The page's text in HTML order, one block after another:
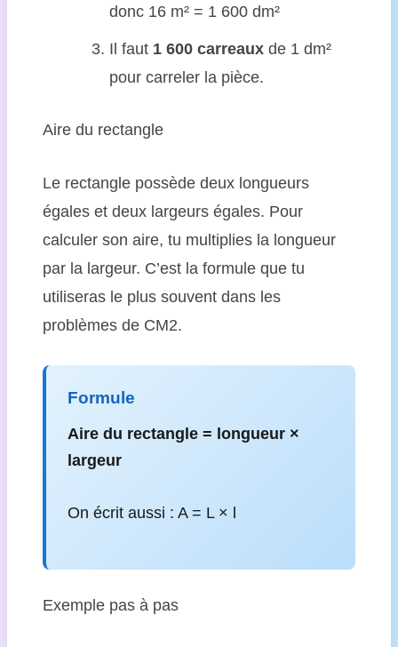
donc 16 m² = 1 600 dm²
Il faut 1 600 carreauxde 1 dm²
pour carreler la pièce.
Aire du rectangle
Le rectangle possède deux longueurs
égales et deux largeurs égales. Pour
calculer son aire, tu multiplies la longueur
par la largeur. C’est la formule que tu
utiliseras le plus souvent dans les
problèmes de CM2.
Formule
Aire du rectangle = longueur ×
largeur
On écrit aussi : A = L × l
Exemple pas à pas